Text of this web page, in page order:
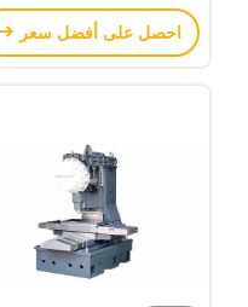
الاستقرار
احصل على أفضل سعر